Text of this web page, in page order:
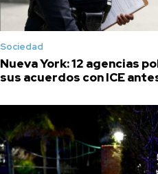
Sociedad
Nueva York: 12 agencias
sus acuerdos con ICE